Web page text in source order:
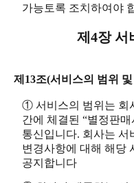
가능토록 조치하여야
제4장 서
제13조(서비스의 범위
① 서비스의 범위는 회
간에 체결된 “별정판
통신입니다. 회사는 서
변경사항에 대해 해당
공지합니다